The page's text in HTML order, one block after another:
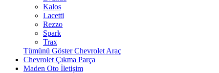
Kalos
Lacetti
Rezzo
Spark
Trax
Tümünü Göster Chevrolet Araç
Chevrolet Çıkma Parça
Maden Oto İletişim